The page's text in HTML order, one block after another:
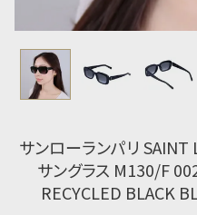
サンローランパリ SAINT
サングラス M130/F
RECYCLED BLACK